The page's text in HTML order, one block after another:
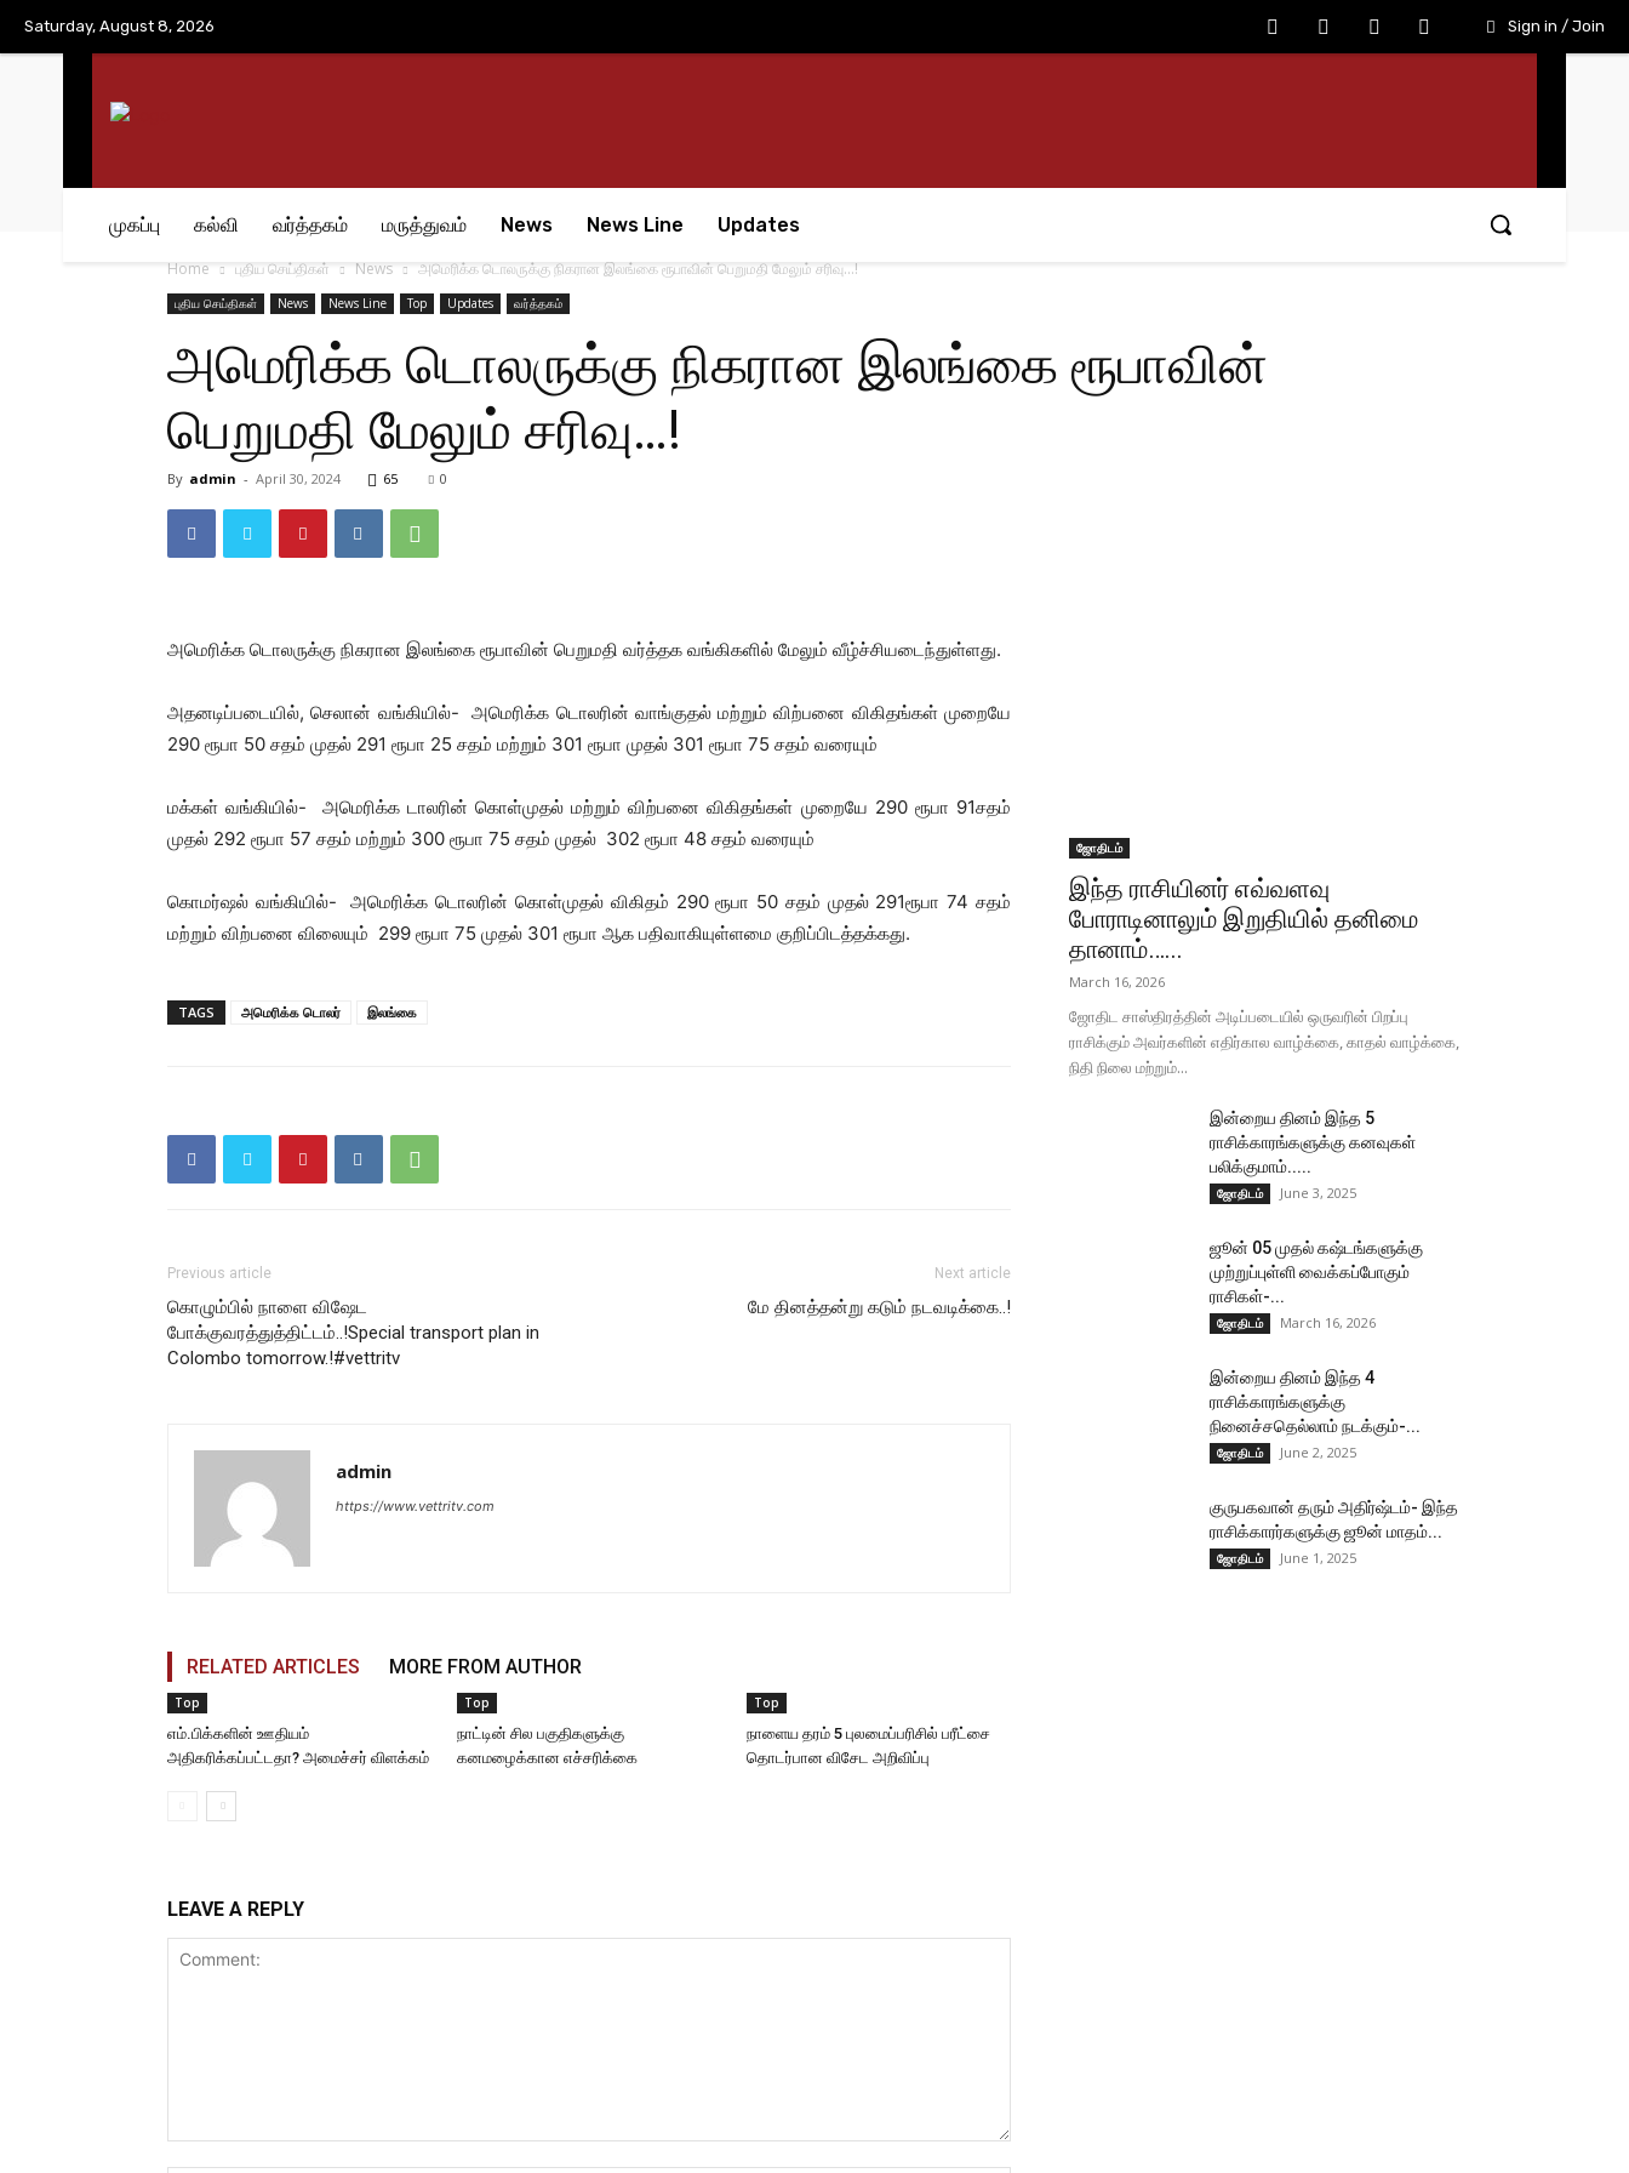
Saturday, August 8, 2026 Sign in / Join
முகப்பு கல்வி வர்த்தகம் மருத்துவம் News News Line Updates
Home புதிய செய்திகள் News அமெரிக்க டொலருக்கு நிகரான இலங்கை ரூபாவின் பெறுமதி மேலும் சரிவு…!
புதிய செய்திகள் News News Line Top Updates வர்த்தகம்
அமெரிக்க டொலருக்கு நிகரான இலங்கை ரூபாவின்
பெறுமதி மேலும் சரிவு…!
By admin - April 30, 2024 65 0
அமெரிக்க டொலருக்கு நிகரான இலங்கை ரூபாவின் பெறுமதி வர்த்தக வங்கிகளில் மேலும் வீழ்ச்சியடைந்துள்ளது.
அதனடிப்படையில், செலான் வங்கியில்- அமெரிக்க டொலரின் வாங்குதல் மற்றும் விற்பனை விகிதங்கள் முறையே
290 ரூபா 50 சதம் முதல் 291 ரூபா 25 சதம் மற்றும் 301 ரூபா முதல் 301 ரூபா 75 சதம் வரையும்
மக்கள் வங்கியில்- அமெரிக்க டாலரின் கொள்முதல் மற்றும் விற்பனை விகிதங்கள் முறையே 290 ரூபா 91சதம்
முதல் 292 ரூபா 57 சதம் மற்றும் 300 ரூபா 75 சதம் முதல் 302 ரூபா 48 சதம் வரையும்
கொமர்ஷல் வங்கியில்- அமெரிக்க டொலரின் கொள்முதல் விகிதம் 290 ரூபா 50 சதம் முதல் 291ரூபா 74 சதம்
மற்றும் விற்பனை விலையும் 299 ரூபா 75 முதல் 301 ரூபா ஆக பதிவாகியுள்ளமை குறிப்பிடத்தக்கது.
TAGS அமெரிக்க டொலர் இலங்கை
Previous article
கொழும்பில் நாளை விஷேட
போக்குவரத்துத்திட்டம்..!Special transport plan in
Colombo tomorrow.!#vettritv
Next article
மே தினத்தன்று கடும் நடவடிக்கை..!
admin
https://www.vettritv.com
RELATED ARTICLES MORE FROM AUTHOR
Top
எம்.பிக்களின் ஊதியம்
அதிகரிக்கப்பட்டதா? அமைச்சர் விளக்கம்
Top
நாட்டின் சில பகுதிகளுக்கு
கனமழைக்கான எச்சரிக்கை
Top
நாளைய தரம் 5 புலமைப்பரிசில் பரீட்சை
தொடர்பான விசேட அறிவிப்பு
LEAVE A REPLY
ஜோதிடம்
இந்த ராசியினர் எவ்வளவு
போராடினாலும் இறுதியில் தனிமை
தானாம்…...
March 16, 2026
ஜோதிட சாஸ்திரத்தின் அடிப்படையில் ஒருவரின் பிறப்பு
ராசிக்கும் அவர்களின் எதிர்கால வாழ்க்கை, காதல் வாழ்க்கை,
நிதி நிலை மற்றும்...
இன்றைய தினம் இந்த 5
ராசிக்காரங்களுக்கு கனவுகள்
பலிக்குமாம்.....
ஜோதிடம் June 3, 2025
ஜூன் 05 முதல் கஷ்டங்களுக்கு
முற்றுப்புள்ளி வைக்கப்போகும்
ராசிகள்-...
ஜோதிடம் March 16, 2026
இன்றைய தினம் இந்த 4
ராசிக்காரங்களுக்கு
நினைச்சதெல்லாம் நடக்கும்-...
ஜோதிடம் June 2, 2025
குருபகவான் தரும் அதிர்ஷ்டம்- இந்த
ராசிக்காரர்களுக்கு ஜூன் மாதம்...
ஜோதிடம் June 1, 2025